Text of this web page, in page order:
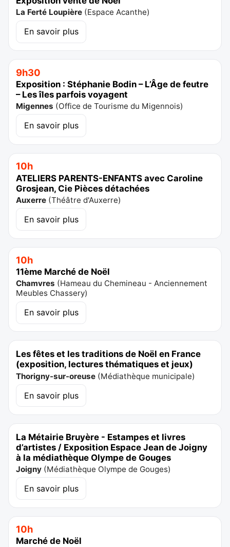
La Ferté Loupière (Espace Acanthe)
En savoir plus
9h30
Exposition : Stéphanie Bodin – L’Âge de feutre
– Les îles parfois voyagent
Migennes (Office de Tourisme du Migennois)
En savoir plus
10h
ATELIERS PARENTS-ENFANTS avec Caroline
Grosjean, Cie Pièces détachées
Auxerre (Théâtre d'Auxerre)
En savoir plus
10h
11ème Marché de Noël
Chamvres (Hameau du Chemineau - Anciennement
Meubles Chassery)
En savoir plus
Les fêtes et les traditions de Noël en France
(exposition, lectures thématiques et jeux)
Thorigny-sur-oreuse (Médiathèque municipale)
En savoir plus
La Métairie Bruyère - Estampes et livres
d’artistes / Exposition Espace Jean de Joigny
à la médiathèque Olympe de Gouges
Joigny (Médiathèque Olympe de Gouges)
En savoir plus
10h
Marché de Noël